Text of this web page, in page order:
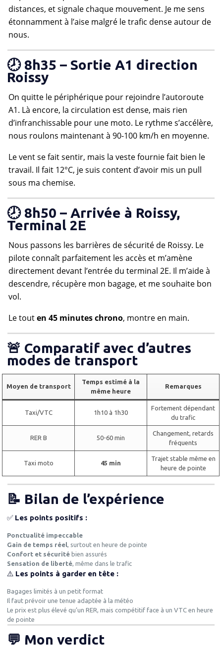
distances, et signale chaque mouvement. Je me sens
étonnamment à l’aise malgré le trafic dense autour de
nous.
🕗 8h35 – Sortie A1 direction
Roissy
On quitte le périphérique pour rejoindre l’autoroute
A1. Là encore, la circulation est dense, mais rien
d’infranchissable pour une moto. Le rythme s’accélère,
nous roulons maintenant à 90-100 km/h en moyenne.
Le vent se fait sentir, mais la veste fournie fait bien le
travail. Il fait 12°C, je suis content d’avoir mis un pull
sous ma chemise.
🕗 8h50 – Arrivée à Roissy,
Terminal 2E
Nous passons les barrières de sécurité de Roissy. Le
pilote connaît parfaitement les accès et m’amène
directement devant l’entrée du terminal 2E. Il m’aide à
descendre, récupère mon bagage, et me souhaite bon
vol.
Le touten 45 minutes chrono, montre en main.
🚨 Comparatif avec d’autres
modes de transport
Moyen de transport
Temps estimé à la
même heure
Remarques
Taxi/VTC 1h10 à 1h30
Fortement dépendant
du trafic
RER B 50-60 min
Changement, retards
fréquents
Taxi moto 45 min
Trajet stable même en
heure de pointe
📝 Bilan de l’expérience
✅ Les points positifs :
Ponctualité impeccable
Gain de temps réel, surtout en heure de pointe
Confort et sécurité bien assurés
Sensation de liberté, même dans le trafic
⚠️ Les points à garder en tête :
Bagages limités à un petit format
Il faut prévoir une tenue adaptée à la météo
Le prix est plus élevé qu’un RER, mais compétitif face à un VTC en heure
de pointe
💬 Mon verdict